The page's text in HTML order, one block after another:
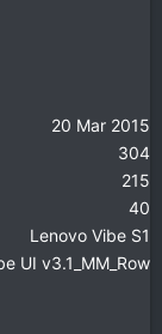
20 Mar 2015
304
215
40
Lenovo Vibe S1
UI v3.1_MM_Row